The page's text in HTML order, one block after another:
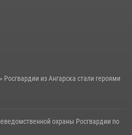
различных условиях местности
из Ангарска стали героями
охраны Росгвардии по